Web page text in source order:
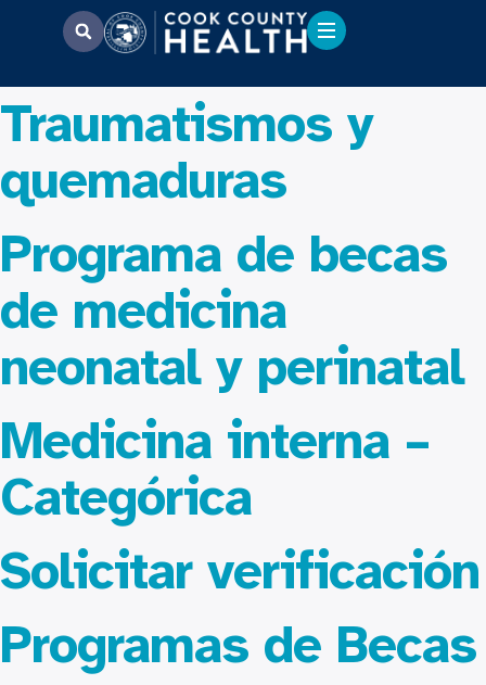
Traumatismos y
quemaduras
Programa de becas
de medicina
neonatal y perinatal
Medicina interna –
Categórica
Solicitar verificación
Programas de Becas